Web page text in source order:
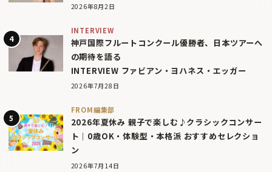
2026年8月2日
INTERVIEW
神戸国際フルートコンクール優勝者、日本ツアーへ
の期待を語る
INTERVIEW ファビアン・ヨハネス・エッガー
2026年7月28日
FROM編集部
2026年夏休み 親子で楽しむ♪クラシックコンサー
ト｜0歳OK・体験型・本格派 おすすめセレクショ
ン
2026年7月14日